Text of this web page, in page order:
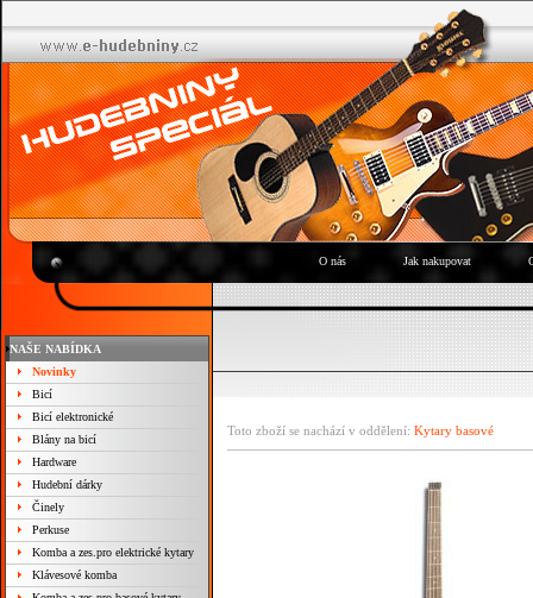
O nás Jak nakupovat
NAŠE NABÍDKA
Novinky
Bicí
Bicí elektronické
Blány na bicí
Hardware
Hudební dárky
Činely
Perkuse
Komba a zes.pro elektrické kytary
Klávesové komba
Toto zboží se nachází v oddělení: Kytary basové